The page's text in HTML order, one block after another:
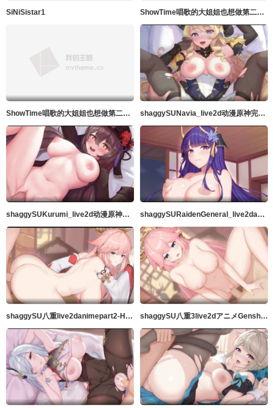
SiNiSistar1 ShowTime唱歌的大姐姐也想做第二季_第07集
ShowTime唱歌的大姐姐也想做第二季_第06集 shaggySUNavia_live2d动漫原神完整版带ASMR音频MP4
shaggySUKurumi_live2d动漫原神完整版带ASMR音频MP4 shaggySURaidenGeneral_live2danimeGenshinImpactfurubaji版本带音频高品质60fps
shaggySU八重live2danimepart2-H动漫Riban线视图-Hanime1.me shaggySU八重3live2dアニメGenshinImpact音声付フルバージョンきMP4